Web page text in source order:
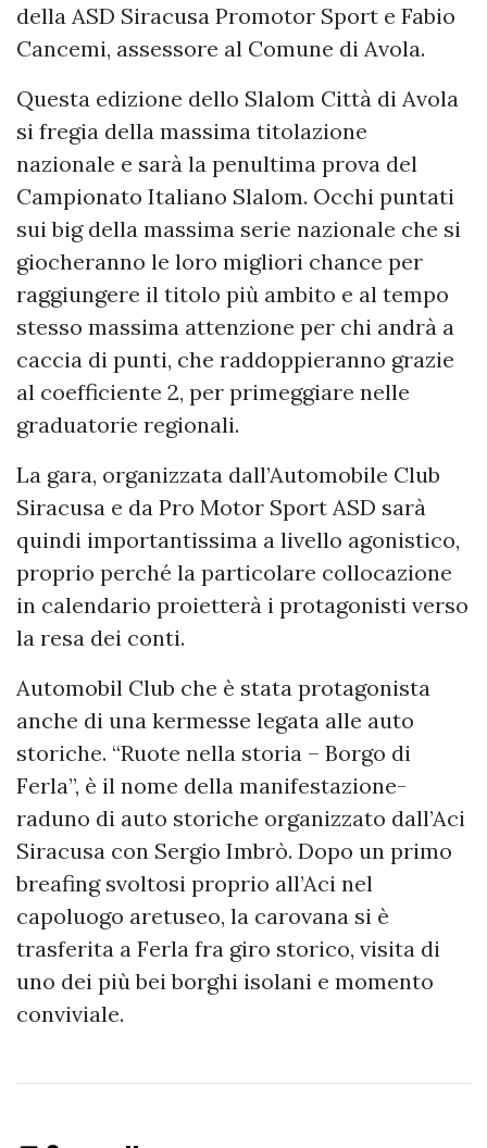
della ASD Siracusa Promotor Sport e Fabio
Cancemi, assessore al Comune di Avola.
Questa edizione dello Slalom Città di Avola
si fregia della massima titolazione
nazionale e sarà la penultima prova del
Campionato Italiano Slalom. Occhi puntati
sui big della massima serie nazionale che si
giocheranno le loro migliori chance per
raggiungere il titolo più ambito e al tempo
stesso massima attenzione per chi andrà a
caccia di punti, che raddoppieranno grazie
al coefficiente 2, per primeggiare nelle
graduatorie regionali.
La gara, organizzata dall’Automobile Club
Siracusa e da Pro Motor Sport ASD sarà
quindi importantissima a livello agonistico,
proprio perché la particolare collocazione
in calendario proietterà i protagonisti verso
la resa dei conti.
Automobil Club che è stata protagonista
anche di una kermesse legata alle auto
storiche. “Ruote nella storia – Borgo di
Ferla”, è il nome della manifestazione-
raduno di auto storiche organizzato dall’Aci
Siracusa con Sergio Imbrò. Dopo un primo
breafing svoltosi proprio all’Aci nel
capoluogo aretuseo, la carovana si è
trasferita a Ferla fra giro storico, visita di
uno dei più bei borghi isolani e momento
conviviale.